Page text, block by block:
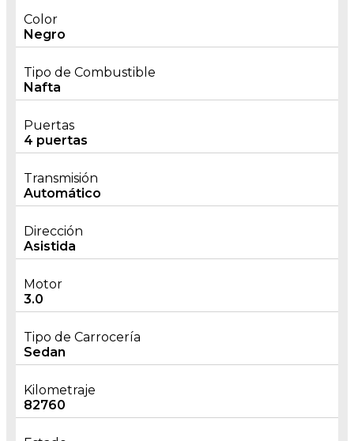
Color
Negro
Tipo de Combustible
Nafta
Puertas
4 puertas
Transmisión
Automático
Dirección
Asistida
Motor
3.0
Tipo de Carrocería
Sedan
Kilometraje
82760